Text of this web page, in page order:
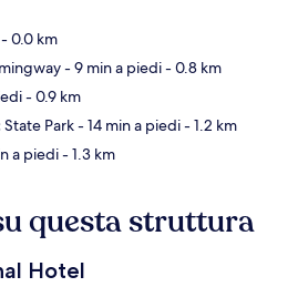
- 0.0 km
- 9 min a piedi- 0.8 km
- 0.9 km
Park- 14 min a piedi- 1.2 km
a piedi- 1.3 km
questa struttura
Hotel